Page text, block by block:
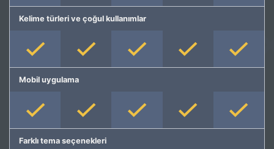
Kelime türleri ve çoğul kullanımlar
Mobil uygulama
Farklı tema seçenekleri